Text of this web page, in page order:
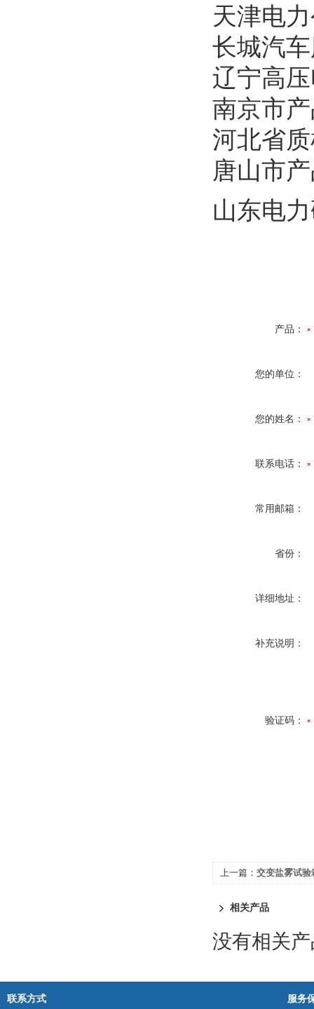
天津电
长城汽
辽宁高
南京市
河北省
唐山市
山东电
产品：
您的单位：
您的姓名：
联系电话：
常用邮箱：
省份：
详细地址：
补充说明：
验证码：
上一篇： 交变盐雾试验
相关产品
没有相关
联系方式 服务